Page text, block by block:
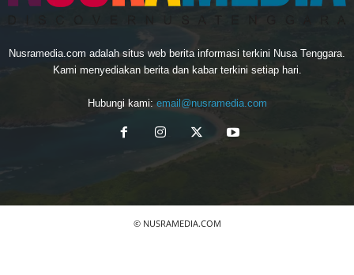
Nusramedia.com adalah situs web berita informasi terkini Nusa Tenggara.
Kami menyediakan berita dan kabar terkini setiap hari.
Hubungi kami: email@nusramedia.com
© NUSRAMEDIA.COM